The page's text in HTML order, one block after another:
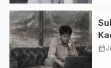
calendar_month